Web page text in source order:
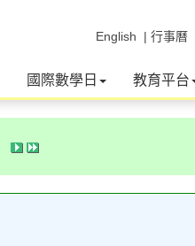
| 行事曆
English
國際數學日 教育平台